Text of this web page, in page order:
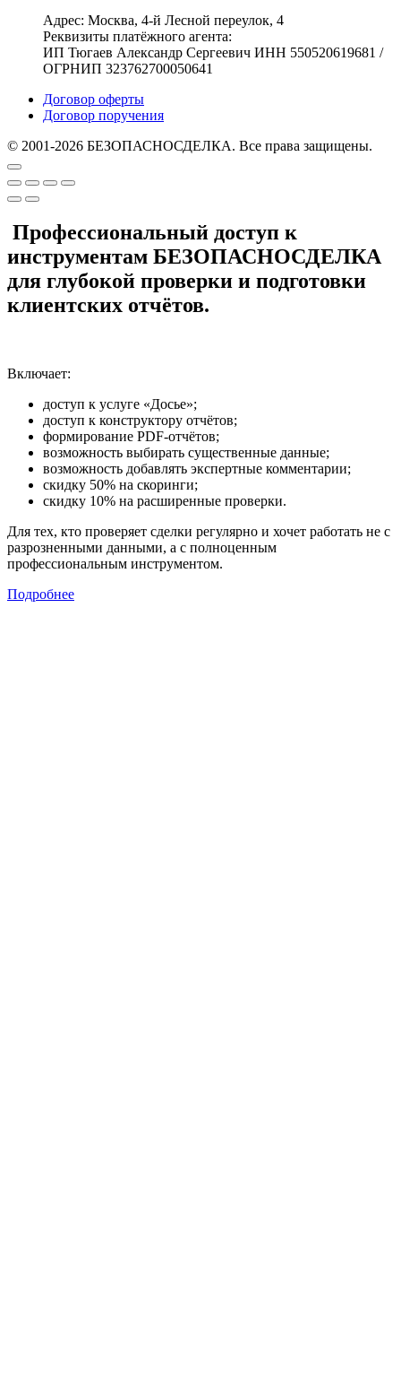
Адрес: Москва, 4-й Лесной переулок, 4
Реквизиты платёжного агента:
ИП Тюгаев Александр Сергеевич ИНН 550520619681 /
ОГРНИП 323762700050641
Договор оферты
Договор поручения
© 2001-2026 БЕЗОПАСНОСДЕЛКА. Все права защищены.
Профессиональный доступ к
инструментам БЕЗОПАСНОСДЕЛКА
для глубокой проверки и подготовки
клиентских отчётов.
Включает:
доступ к услуге «Досье»;
доступ к конструктору отчётов;
формирование PDF-отчётов;
возможность выбирать существенные данные;
возможность добавлять экспертные комментарии;
скидку 50% на скоринги;
скидку 10% на расширенные проверки.
Для тех, кто проверяет сделки регулярно и хочет работать не с
разрозненными данными, а с полноценным
профессиональным инструментом.
Подробнее